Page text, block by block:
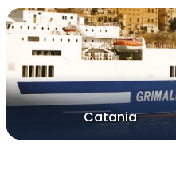
Catania